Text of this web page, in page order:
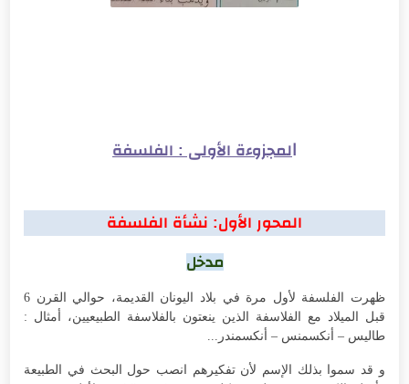
لمجزوءة الأولى : الفلسفة
المحور الأول: نشأة الفلسفة
مدخل
ظهرت الفلسفة لأول مرة في بلاد اليونان القديمة، حوالي القرن 6
قبل الميلاد مع الفلاسفة الذين ينعتون بالفلاسفة الطبيعيين، أمثال :
طاليس – أنكسمنس – أنكسمندر...
و قد سموا بذلك الإسم لأن تفكيرهم انصب حول البحث في الطبيعة